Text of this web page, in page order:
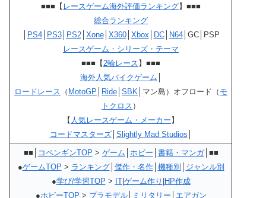
■■■【 レースゲーム海外評価ランキング】■■■
総合ランキング
PS4│ PS3│ PS2│ Xone│ X360│ Xbox DC│ N64│GC│PSP
レースゲーム・シリーズ・テーマ
■■■【2輪レース 】■■■
海外人気バイクゲーム
ロードレース
（ MotoGP Ride SBK │マン島）オフロード（ モ
トクロス ）
【 人気レースゲーム・メーカー】
コードマスターズ│ Slightly Mad Studios
■■│ コペンギンTOP > ゲーム ホビー 書籍・マンガ│■■
●ゲームTOP > ランキング│ 傑作・名作│ 機種別
ジャンル別
●学び/学習TOP > IT|ゲーム作り |HP作成
●ホビーTOP > プラモデル│ ミリタリー
エアガン